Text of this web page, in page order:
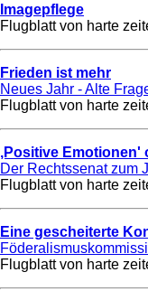
Imagepflege
Flugblatt von harte
Frieden ist mehr
Neues Jahr - Alte
Flugblatt von harte
,Positive Emotionen'
Der Rechtssenat zum
Flugblatt von harte
Eine gescheiterte
Flugblatt von harte